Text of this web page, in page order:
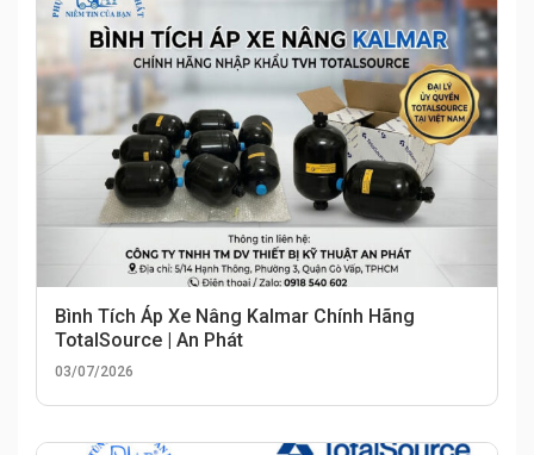
Bình Tích Áp Xe Nâng Kalmar Chính Hãng
TotalSource | An Phát
03/07/2026